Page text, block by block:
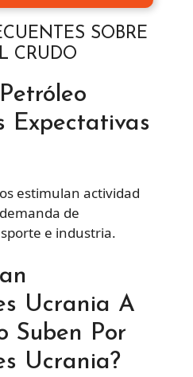
SOBRE
CRUDO
Expectativas
estimulan actividad
de
e industria.
Ucrania A
Suben Por
Ucrania?